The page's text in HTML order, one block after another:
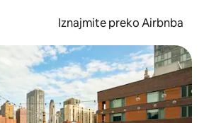
Iznajmite preko Airbnba